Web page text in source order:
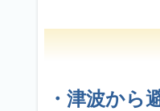
・津波から